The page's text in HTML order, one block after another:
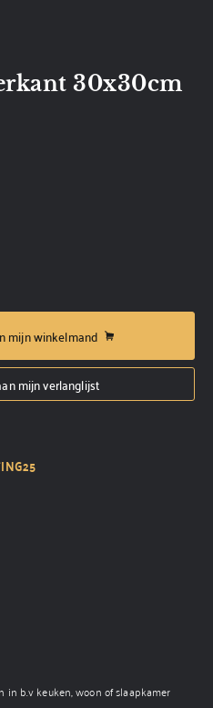
30x30cm
mijn winkelmand
mijn verlanglijst
in b.v keuken, woon of slaapkamer